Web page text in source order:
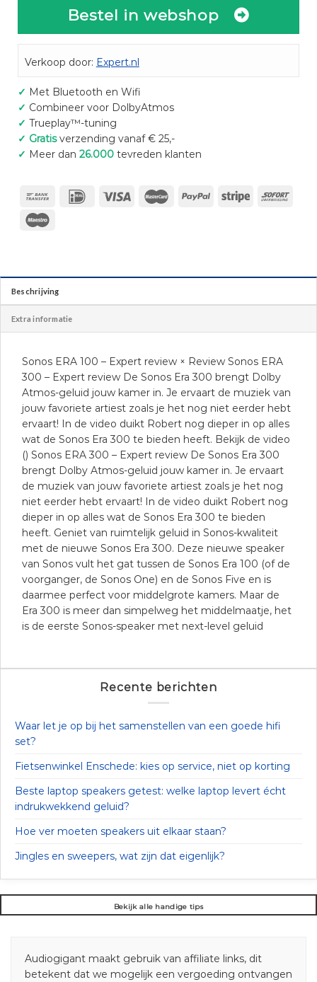
Bestel in webshop
Verkoop door: Expert.nl
✓ Met Bluetooth en Wifi
✓ Combineer voor DolbyAtmos
✓ Trueplay™-tuning
✓ Gratisverzending vanaf € 25,-
✓ Meer dan 26.000tevreden klanten
Beschrijving
Extra informatie
Sonos ERA 100 – Expert review × Review Sonos ERA
300 – Expert review De Sonos Era 300 brengt Dolby
Atmos-geluid jouw kamer in. Je ervaart de muziek van
jouw favoriete artiest zoals je het nog niet eerder hebt
ervaart! In de video duikt Robert nog dieper in op alles
wat de Sonos Era 300 te bieden heeft. Bekijk de video
() Sonos ERA 300 – Expert review De Sonos Era 300
brengt Dolby Atmos-geluid jouw kamer in. Je ervaart
de muziek van jouw favoriete artiest zoals je het nog
niet eerder hebt ervaart! In de video duikt Robert nog
dieper in op alles wat de Sonos Era 300 te bieden
heeft. Geniet van ruimtelijk geluid in Sonos-kwaliteit
met de nieuwe Sonos Era 300. Deze nieuwe speaker
van Sonos vult het gat tussen de Sonos Era 100 (of de
voorganger, de Sonos One) en de Sonos Five en is
daarmee perfect voor middelgrote kamers. Maar de
Era 300 is meer dan simpelweg het middelmaatje, het
is de eerste Sonos-speaker met next-level geluid
Recente berichten
Waar let je op bij het samenstellen van een goede hifi
set?
Fietsenwinkel Enschede: kies op service, niet op korting
Beste laptop speakers getest: welke laptop levert écht
indrukwekkend geluid?
Hoe ver moeten speakers uit elkaar staan?
Jingles en sweepers, wat zijn dat eigenlijk?
Bekijk alle handige tips
Audiogigant maakt gebruik van affiliate links, dit
betekent dat we mogelijk een vergoeding ontvangen